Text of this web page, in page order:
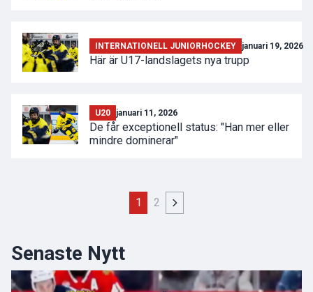
INTERNATIONELL JUNIORHOCKEY januari 19, 2026
Här är U17-landslagets nya trupp
U20 januari 11, 2026
De får exceptionell status: "Han mer eller
mindre dominerar"
1 2
Senaste Nytt